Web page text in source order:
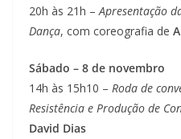
20h às 21h – Apresentação
Dança, com coreografia de
Sábado – 8 de novembro
14h às 15h10 – Roda de
Resistência e Produção de
David Dias